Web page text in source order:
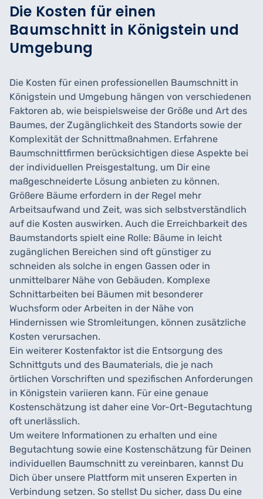
Die Kosten für einen
Baumschnitt in Königstein und
Umgebung
Die Kosten für einen professionellen Baumschnitt in
Königstein und Umgebung hängen von verschiedenen
Faktoren ab, wie beispielsweise der Größe und Art des
Baumes, der Zugänglichkeit des Standorts sowie der
Komplexität der Schnittmaßnahmen. Erfahrene
Baumschnittfirmen berücksichtigen diese Aspekte bei
der individuellen Preisgestaltung, um Dir eine
maßgeschneiderte Lösung anbieten zu können.
Größere Bäume erfordern in der Regel mehr
Arbeitsaufwand und Zeit, was sich selbstverständlich
auf die Kosten auswirken. Auch die Erreichbarkeit des
Baumstandorts spielt eine Rolle: Bäume in leicht
zugänglichen Bereichen sind oft günstiger zu
schneiden als solche in engen Gassen oder in
unmittelbarer Nähe von Gebäuden. Komplexe
Schnittarbeiten bei Bäumen mit besonderer
Wuchsform oder Arbeiten in der Nähe von
Hindernissen wie Stromleitungen, können zusätzliche
Kosten verursachen.
Ein weiterer Kostenfaktor ist die Entsorgung des
Schnittguts und des Baumaterials, die je nach
örtlichen Vorschriften und spezifischen Anforderungen
in Königstein variieren kann. Für eine genaue
Kostenschätzung ist daher eine Vor-Ort-Begutachtung
oft unerlässlich.
Um weitere Informationen zu erhalten und eine
Begutachtung sowie eine Kostenschätzung für Deinen
individuellen Baumschnitt zu vereinbaren, kannst Du
Dich über unsere Plattform mit unseren Experten in
Verbindung setzen. So stellst Du sicher, dass Du eine